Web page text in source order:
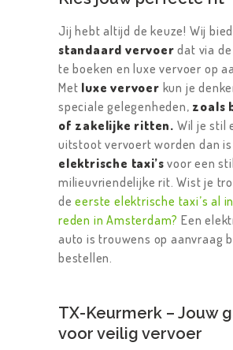
Jij hebt altijd de keuze! Wij
standaard vervoer dat via
te boeken en luxe vervoer op
Met luxe vervoer kun je
speciale gelegenheden, zoals
of zakelijke ritten. Wil je stil
uitstoot vervoert worden dan
elektrische taxi’s voor een
milieuvriendelijke rit. Wist je
deeerste elektrische taxi’s al
reden in Amsterdam?Een
auto is trouwens op aanvraag
bestellen.
TX-Keurmerk – Jouw
voor veilig vervoer